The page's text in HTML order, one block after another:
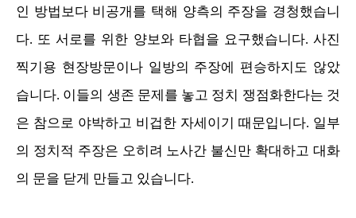
인 방법보다 비공개를 택해 양측의 주장을 경청했습니
다. 또 서로를 위한 양보와 타협을 요구했습니다. 사진
찍기용 현장방문이나 일방의 주장에 편승하지도 않았
습니다. 이들의 생존 문제를 놓고 정치 쟁점화한다는 것
은 참으로 야박하고 비겁한 자세이기 때문입니다. 일부
의 정치적 주장은 오히려 노사간 불신만 확대하고 대화
의 문을 닫게 만들고 있습니다.